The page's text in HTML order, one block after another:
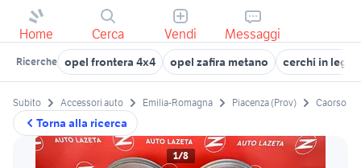
Home Cerca Vendi Messaggi
Ricerche opel frontera 4x4 opel zafira metano cerchi in lega
Torna alla ricerca
Subito Accessori auto Emilia-Romagna Piacenza (Prov) Caorso
1/8